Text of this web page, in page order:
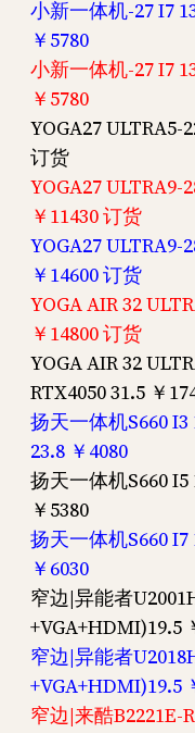
小新一体机-27 I7
￥5780
小新一体机-27 I7
￥5780
YOGA27 ULTRA5-
订货
YOGA27 ULTRA9-
￥11430 订货
YOGA27 ULTRA9-
￥14600 订货
YOGA AIR 32
￥14800 订货
YOGA AIR 32
RTX4050 31.5 ￥
扬天一体机S660 I3
23.8 ￥4080
扬天一体机S660 I5
￥5380
扬天一体机S660 I7
￥6030
窄边|异能者
+VGA+HDMI)19.5
窄边|异能者
+VGA+HDMI)19.5
窄边|来酷B2221E-